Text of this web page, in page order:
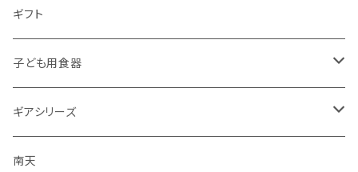
ギフト
子ども用食器
・恐竜
・のりもの
ギアシリーズ
大皿
南天